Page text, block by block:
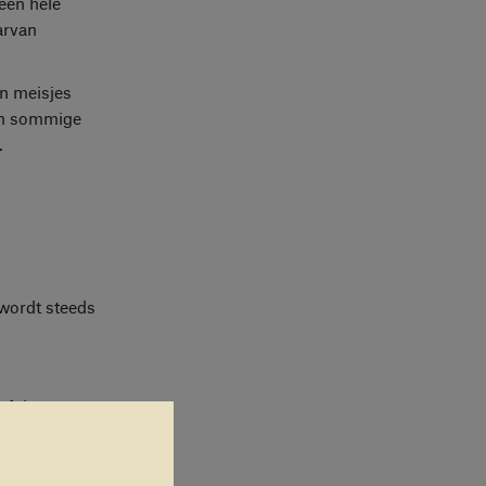
meisjes
sommige
steeds
droogte.
met